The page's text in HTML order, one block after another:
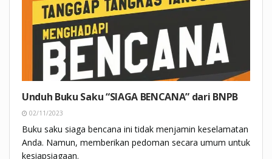
Unduh Buku Saku “SIAGA BENCANA” dari BNPB
02/11/2023
Buku saku siaga bencana ini tidak menjamin keselamatan
Anda. Namun, memberikan pedoman secara umum untuk
kesiapsiagaan.